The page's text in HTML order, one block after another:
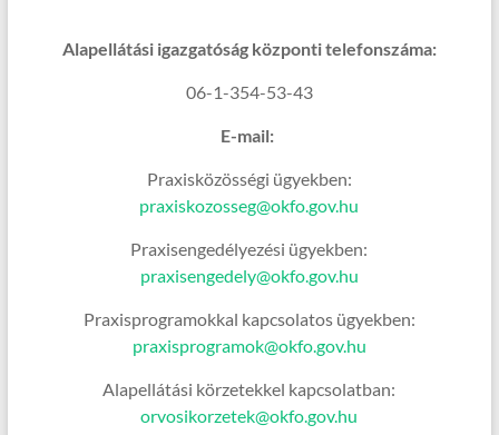
Alapellátási igazgatóság központi telefonszáma:
06-1-354-53-43
E-mail:
Praxisközösségi ügyekben:
praxiskozosseg@okfo.gov.hu
Praxisengedélyezési ügyekben:
praxisengedely@okfo.gov.hu
Praxisprogramokkal kapcsolatos ügyekben:
praxisprogramok@okfo.gov.hu
Alapellátási körzetekkel kapcsolatban:
orvosikorzetek@okfo.gov.hu